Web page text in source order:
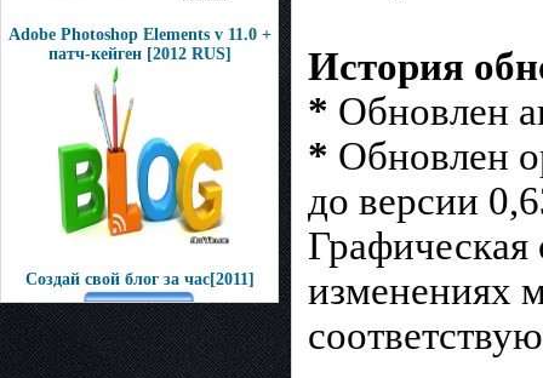
Adobe Photoshop Elements v 11.0 +
патч-кейген [2012 RUS]
Создай свой блог за час[2011]
История
* Обновлен
* Обновлен
до версии
Графическая
изменениях